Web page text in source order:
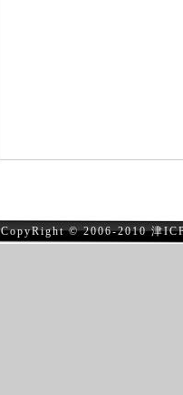
CopyRight © 2006-2010 津